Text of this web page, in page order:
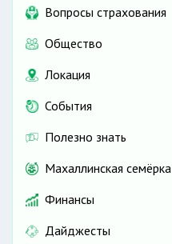
Вопросы страхования
Общество
Локация
События
Полезно знать
Махаллинская семёрка
Финансы
Дайджесты